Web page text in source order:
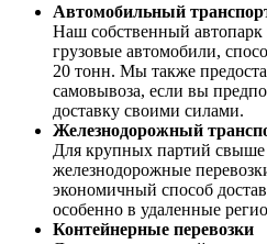
Автомобильный
Наш собственный
грузовые автомобили,
20 тонн. Мы также
самовывоза, если вы
доставку своими силами.
Железнодорожный
Для крупных партий
железнодорожные
экономичный способ
особенно в удаленные
Контейнерные перевозки